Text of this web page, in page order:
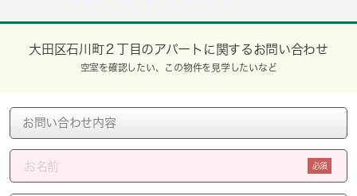
大田区石川町２丁目のアパートに関するお問い合わせ
空室を確認したい、この物件を見学したいなど
必須